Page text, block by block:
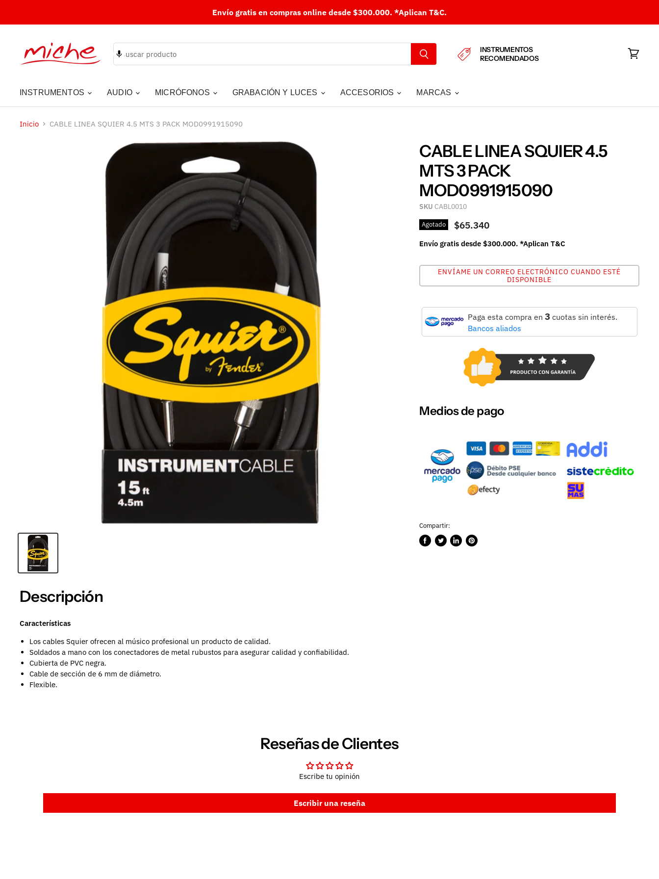
Envío gratis en compras online desde $300.000. *Aplican T&C.
INSTRUMENTOS
RECOMENDADOS
INSTRUMENTOS AUDIO MICRÓFONOS GRABACIÓN Y LUCES ACCESORIOS MARCAS
Inicio CABLE LINEA SQUIER 4.5 MTS 3 PACK MOD0991915090
CABLE LINEA SQUIER 4.5
MTS 3 PACK
MOD0991915090
SKU CABL0010
Agotado $65.340
Envío gratis desde $300.000. *Aplican T&C
ENVÍAME UN CORREO ELECTRÓNICO CUANDO ESTÉ
DISPONIBLE
Paga esta compra en 3cuotas sin interés.
Bancos aliados
Medios de pago
Compartir:
CompartirPublicarCompartirGuardar
Descripción
Características
Los cables Squier ofrecen al músico profesional un producto de calidad.
Soldados a mano con los conectadores de metal rubustos para asegurar calidad y confiabilidad.
Cubierta de PVC negra.
Cable de sección de 6 mm de diámetro.
Flexible.
Reseñas de Clientes
Escribe tu opinión
Escribir una reseña